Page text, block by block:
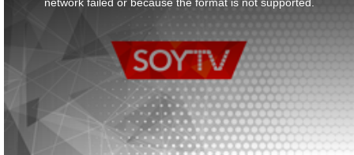
network failed or because the format is not supported.